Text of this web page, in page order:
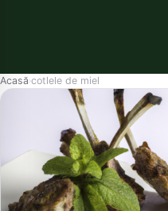
Acasă›cotlele de miel